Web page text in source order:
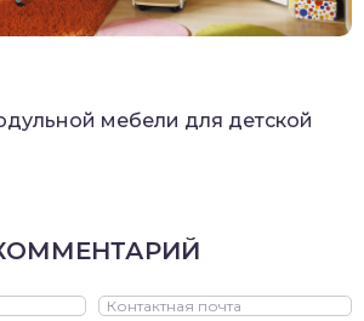
мебели для детской